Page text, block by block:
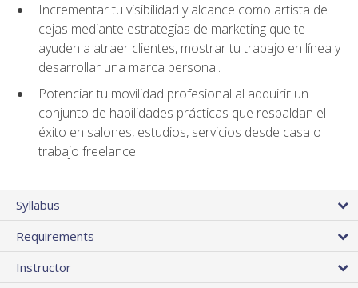
Incrementar tu visibilidad y alcance como artista de
cejas mediante estrategias de marketing que te
ayuden a atraer clientes, mostrar tu trabajo en línea y
desarrollar una marca personal.
Potenciar tu movilidad profesional al adquirir un
conjunto de habilidades prácticas que respaldan el
éxito en salones, estudios, servicios desde casa o
trabajo freelance.
Syllabus
Requirements
Instructor